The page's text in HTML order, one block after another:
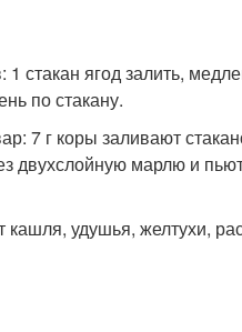
стакан ягод залить,
по стакану.
7 г коры заливают
двухслойную марлю и
удушья, желтухи,